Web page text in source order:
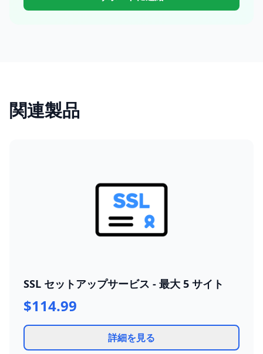
関連製品
SSL セットアップサービス - 最大 5 サイト
$114.99
詳細を見る